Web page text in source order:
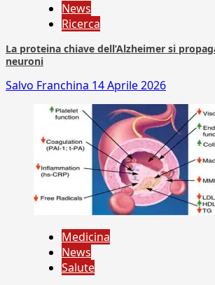
News
Ricerca
La proteina chiave dell’Alzheimer si
neuroni
Salvo Franchina 14 Aprile 2026
Medicina
News
Salute